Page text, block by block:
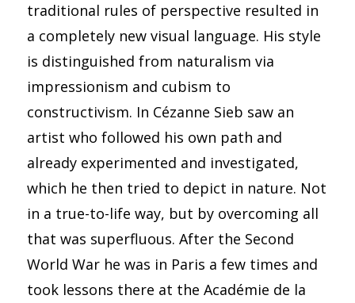
traditional rules of perspective resulted in
a completely new visual language. His style
is distinguished from naturalism via
impressionism and cubism to
constructivism. In Cézanne Sieb saw an
artist who followed his own path and
already experimented and investigated,
which he then tried to depict in nature. Not
in a true-to-life way, but by overcoming all
that was superfluous. After the Second
World War he was in Paris a few times and
took lessons there at the Académie de la